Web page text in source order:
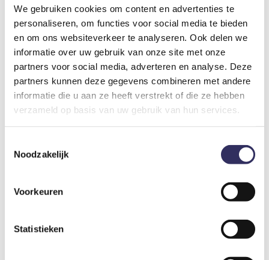
We gebruiken cookies om content en advertenties te
personaliseren, om functies voor social media te bieden
en om ons websiteverkeer te analyseren. Ook delen we
informatie over uw gebruik van onze site met onze
partners voor social media, adverteren en analyse. Deze
partners kunnen deze gegevens combineren met andere
informatie die u aan ze heeft verstrekt of die ze hebben
verzameld op basis van uw gebruik van hun services.
Noodzakelijk
Voorkeuren
Statistieken
Schoonmaakkosten
Per verblijf
€ 90,-
Bedlinnen
Per persoon
€ 13,-
Per persoon per nacht
€ 2,20